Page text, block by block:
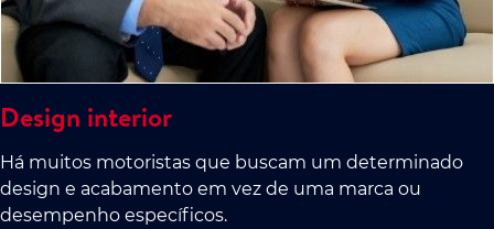
Design interior
Há muitos motoristas que buscam um determinado
design e acabamento em vez de uma marca ou
desempenho específicos.